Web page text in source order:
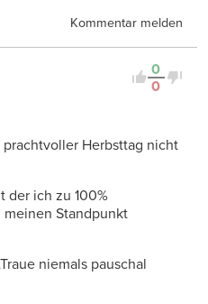
Kommentar melden
0
0
Herbsttag nicht
der ich zu 100%
meinen Standpunkt
niemals pauschal